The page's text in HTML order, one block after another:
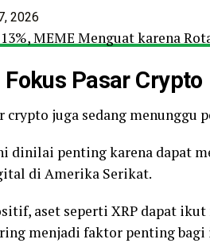
2026
MEME Menguat karena
Pasar Crypto
juga sedang menunggu
dinilai penting karena dapat
di Amerika Serikat.
aset seperti XRP dapat
menjadi faktor penting